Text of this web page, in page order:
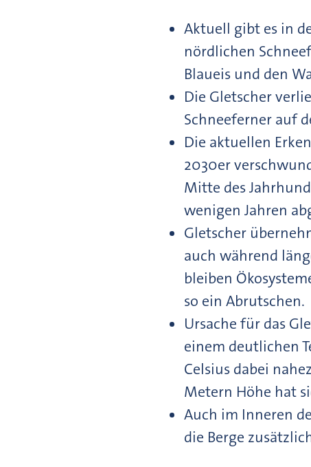
Aktuell gibt es in
nördlichen
Blaueis und den
Die Gletscher
Schneeferner auf
Die aktuellen
2030er
Mitte des
wenigen Jahren
Gletscher
auch während
bleiben
so ein Abrutschen.
Ursache für das
einem deutlichen
Celsius dabei
Metern Höhe hat
Auch im Inneren
die Berge